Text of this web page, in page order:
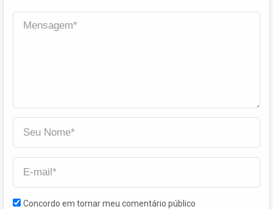
Concordo em tornar meu comentário público